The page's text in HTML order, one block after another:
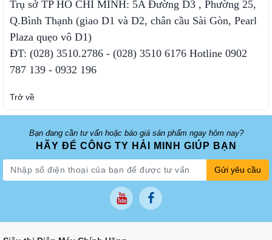
Trụ sở TP HỒ CHÍ MINH: 5A Đường D3 , Phường 25,
Q.Bình Thạnh (giao D1 và D2, chân cầu Sài Gòn, Pearl
Plaza quẹo vô D1)
ĐT: (028) 3510.2786 - (028) 3510 6176 Hotline 0902
787 139 - 0932 196
Trở về
Bạn đang cần tư vấn hoặc báo giá sản phẩm ngay hôm nay?
HÃY ĐỂ CÔNG TY HẢI MINH GIÚP BẠN
Gửi yêu cầu